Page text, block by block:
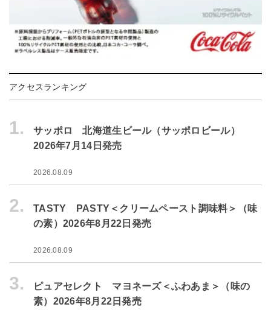
アクセスランキング
1.
サッポロ 北海道生ビール（サッポロビール）
2026年7月14日発売
2026.08.09
2.
TASTY PASTY＜クリームペースト調味料＞（味
の素）2026年8月22日発売
2026.08.09
3.
ピュアセレクト マヨネーズ＜ふわあま＞（味の
素）2026年8月22日発売